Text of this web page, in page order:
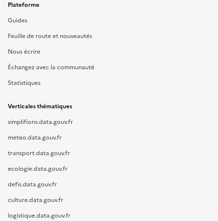
Plateforme
Guides
Feuille de route et nouveautés
Nous écrire
Échangez avec la communauté
Statistiques
Verticales thématiques
simplifions.data.gouv.fr
meteo.data.gouv.fr
transport.data.gouv.fr
ecologie.data.gouv.fr
defis.data.gouv.fr
culture.data.gouv.fr
logistique.data.gouv.fr